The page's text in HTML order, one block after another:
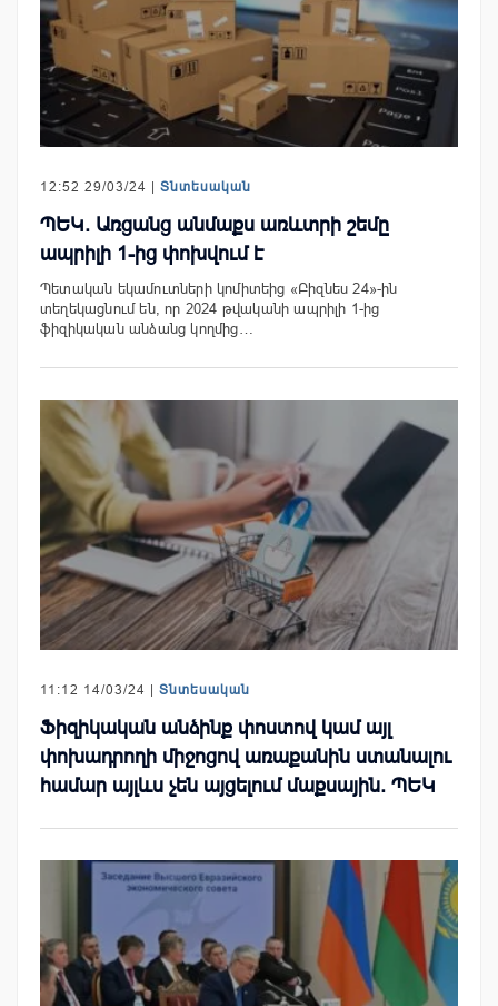
12:52 29/03/24 | Տնտեսական
ՊԵԿ. Առցանց անմաքս առևտրի շեմը
ապրիլի 1-ից փոխվում է
Պետական եկամուտների կոմիտեից «Բիզնես 24»-ին
տեղեկացնում են, որ 2024 թվականի ապրիլի 1-ից
ֆիզիկական անձանց կողմից…
11:12 14/03/24 | Տնտեսական
Ֆիզիկական անձինք փոստով կամ այլ
փոխադրողի միջոցով առաքանին ստանալու
համար այլևս չեն այցելում մաքսային. ՊԵԿ